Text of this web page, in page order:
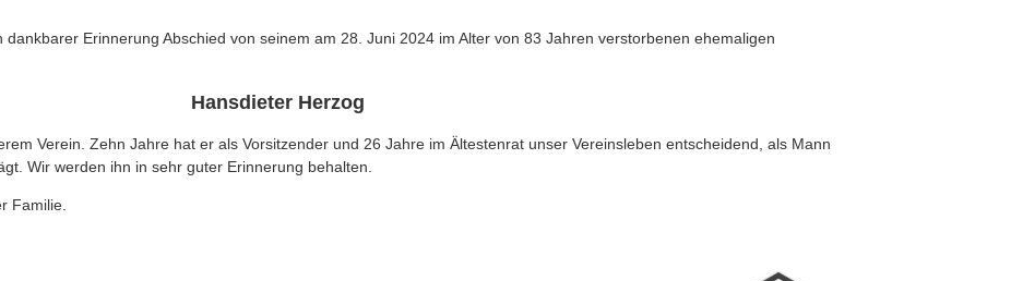
dankbarer Erinnerung Abschied von seinem am 28. Juni 2024 im Alter von 83 Jahren verstorbenen ehemaligen
Hansdieter Herzog
Verein. Zehn Jahre hat er als Vorsitzender und 26 Jahre im Ältestenrat unser Vereinsleben entscheidend, als Mann
Wir werden ihn in sehr guter Erinnerung behalten.
Familie.